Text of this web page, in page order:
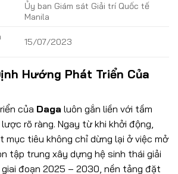
Ủy ban Giám sát Giải trí Quốc tế
Manila
15/07/2023
Hướng Phát Triển Của
của Daga luôn gắn liền với tầm
rõ ràng. Ngay từ khi khởi động,
mục tiêu không chỉ dừng lại ở việc mở
tập trung xây dựng hệ sinh thái giải
giai đoạn 2025 – 2030, nền tảng đặt